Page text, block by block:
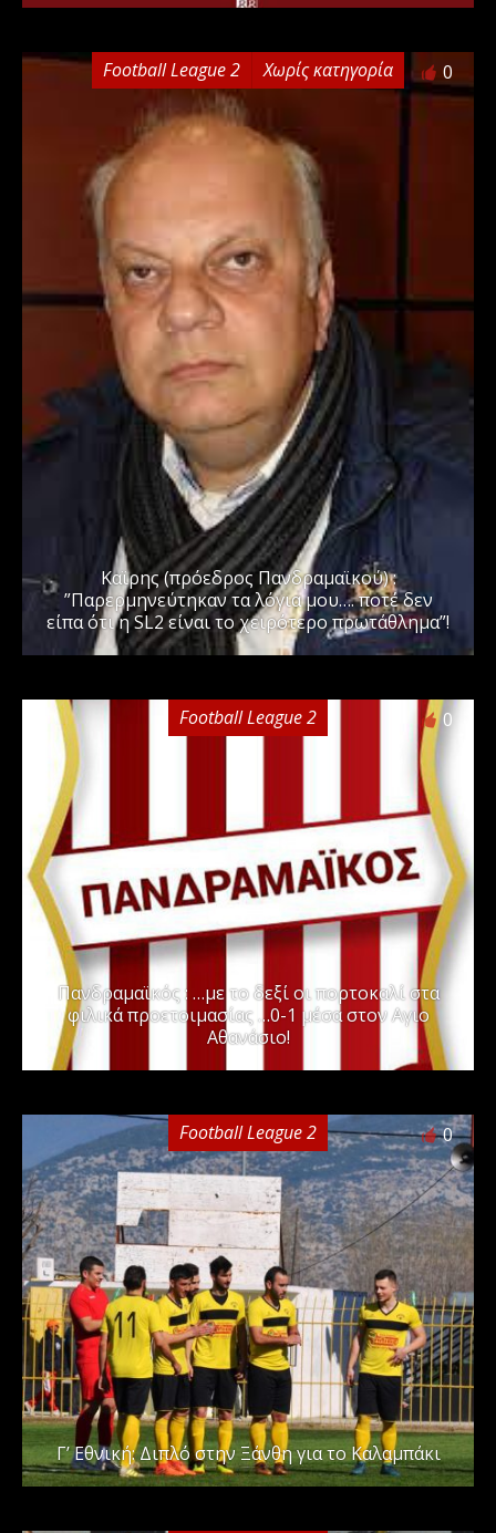
Football League 2 Χωρίς κατηγορία 0
Καϊρης (πρόεδρος Πανδραμαϊκού) :
”Παρερμηνεύτηκαν τα λόγια μου…. ποτέ δεν
είπα ότι η SL2 είναι το χειρότερο πρωτάθλημα”!
Football League 2 0
Πανδραμαϊκός : …με το δεξί οι πορτοκαλί στα
φιλικά προετοιμασίας …0-1 μέσα στον Αγιο
Αθανάσιο!
Football League 2 0
Γ’ Εθνική: Διπλό στην Ξάνθη για το Καλαμπάκι